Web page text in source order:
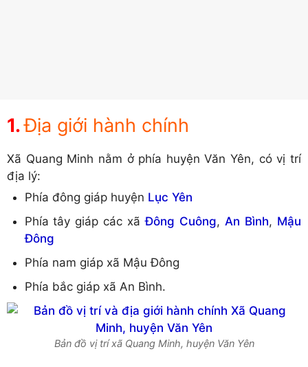
Địa giới hành chính
Xã Quang Minh nằm ở phía huyện Văn Yên, có vị trí
địa lý:
Phía đông giáp huyện Lục Yên
Phía tây giáp các xãĐông Cuông, An Bình, Mậu
Đông
Phía nam giáp xã Mậu Đông
Phía bắc giáp xã An Bình.
Bản đồ vị trí xã Quang Minh, huyện Văn Yên